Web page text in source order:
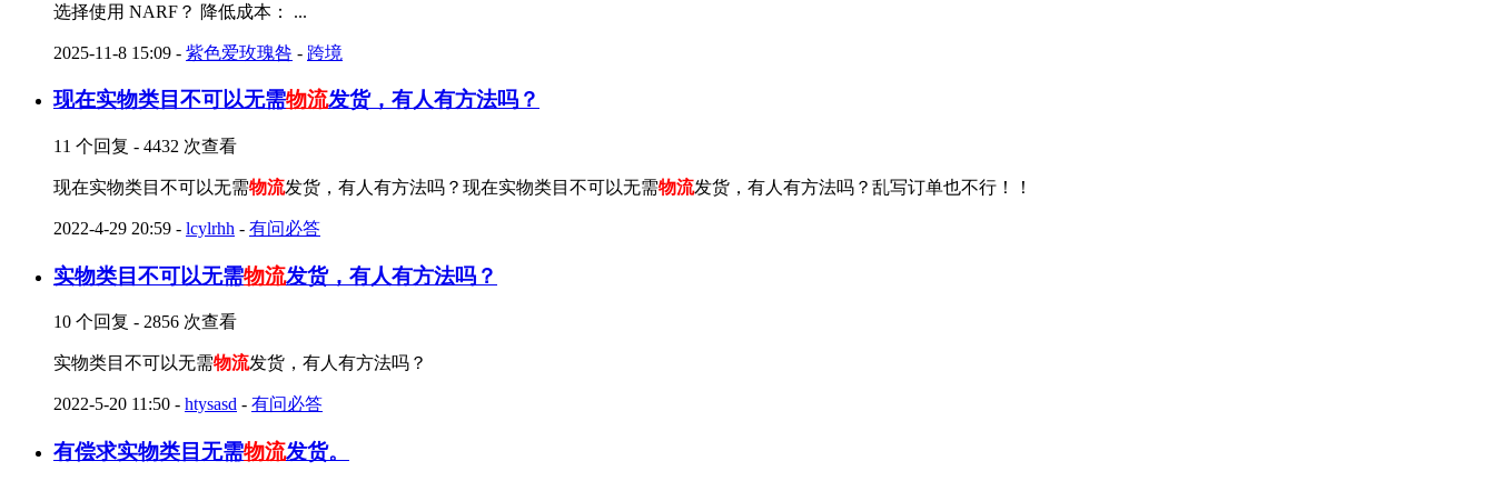
选择使用 NARF？ 降低成本： ...
2025-11-8 15:09 - 紫色爱玫瑰咎 - 跨境
现在实物类目不可以无需物流发货，有人有方法吗？
11 个回复 - 4432 次查看
现在实物类目不可以无需物流发货，有人有方法吗？现在实物类目不可以无需物流发货，有人有方法吗？乱写订单也不行！！
2022-4-29 20:59 - lcylrhh - 有问必答
实物类目不可以无需物流发货，有人有方法吗？
10 个回复 - 2856 次查看
实物类目不可以无需物流发货，有人有方法吗？
2022-5-20 11:50 - htysasd - 有问必答
有偿求实物类目无需物流发货。